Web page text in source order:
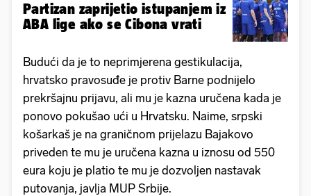
Partizan zaprijetio istupanjem iz
ABA lige ako se Cibona vrati
Budući da je to neprimjerena gestikulacija,
hrvatsko pravosuđe je protiv Barne podnijelo
prekršajnu prijavu, ali mu je kazna uručena kada je
ponovo pokušao ući u Hrvatsku. Naime, srpski
košarkaš je na graničnom prijelazu Bajakovo
priveden te mu je uručena kazna u iznosu od 550
eura koju je platio te mu je dozvoljen nastavak
putovanja, javlja MUP Srbije.